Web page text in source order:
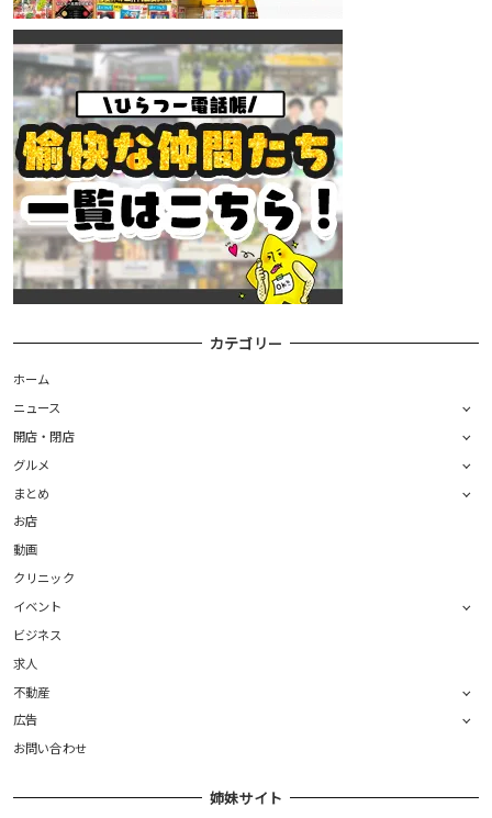
カテゴリー
ホーム
ニュース
開店・閉店
グルメ
まとめ
お店
動画
クリニック
イベント
ビジネス
求人
不動産
広告
お問い合わせ
姉妹サイト